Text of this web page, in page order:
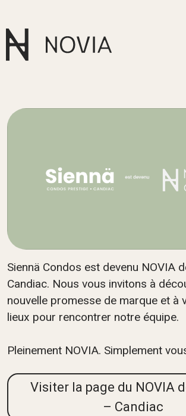
Siennä Condos est devenu NOVIA
Candiac. Nous vous invitons à
nouvelle promesse de marque et à
lieux pour rencontrer notre équipe.
Pleinement NOVIA. Simplement
Visiter la page du NOVIA
– Candiac